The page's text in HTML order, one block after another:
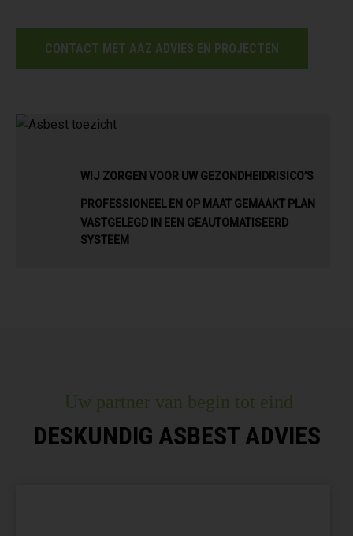
CONTACT MET AAZ ADVIES EN PROJECTEN
WIJ ZORGEN VOOR UW GEZONDHEIDRISICO’S
PROFESSIONEEL EN OP MAAT GEMAAKT PLAN
VASTGELEGD IN EEN GEAUTOMATISEERD
SYSTEEM
Uw partner van begin tot eind
DESKUNDIG ASBEST ADVIES